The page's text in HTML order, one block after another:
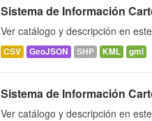
Sistema de Información
Ver catálogo y descripción en
CSV GeoJSON SHP KML gml
Sistema de Información
Ver catálogo y descripción en